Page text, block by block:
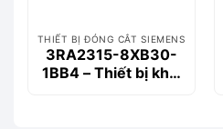
THIẾT BỊ ĐÓNG CẮT SIEMENS
3RA2315-8XB30-
1BB4 – Thiết bị khởi